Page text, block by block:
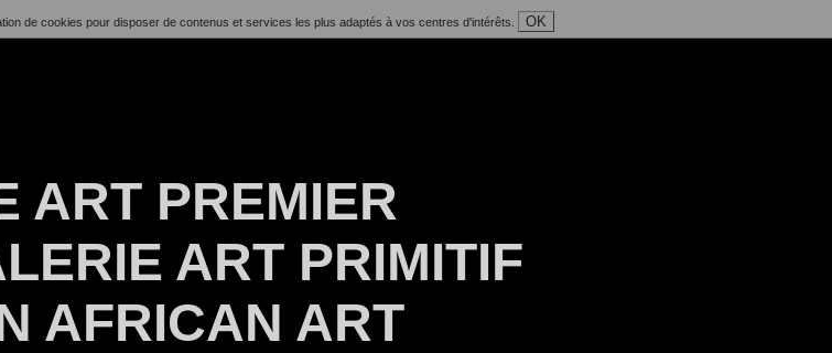
de cookies pour disposer de contenus et services les plus adaptés à vos centres d'intérêts. OK
ART PREMIER
ART PRIMITIF
AFRICAN ART